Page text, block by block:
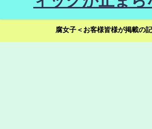
腐女子＜お客様皆様が掲載の